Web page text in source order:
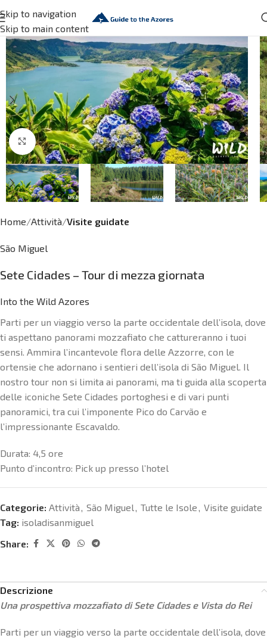
Skip to navigation
Skip to main content
Click to enlarge
Home Attività Visite guidate
São Miguel
Sete Cidades – Tour di mezza giornata
Into the Wild Azores
Parti per un viaggio verso la parte occidentale dell’isola, dove
ti aspettano panorami mozzafiato che cattureranno i tuoi
sensi. Ammira l’incantevole flora delle Azzorre, con le
ortensie che adornano i sentieri dell’isola di São Miguel. Il
nostro tour non si limita ai panorami, ma ti guida alla scoperta
delle iconiche Sete Cidades portoghesi e di vari punti
panoramici, tra cui l’imponente Pico do Carvão e
l’impressionante Escavaldo.
Durata: 4,5 ore
Punto d’incontro: Pick up presso l’hotel
Categorie: Attività, São Miguel, Tutte le Isole, Visite guidate
Tag: isoladisanmiguel
Share:
Descrizione
Una prospettiva mozzafiato di Sete Cidades e Vista do Rei
Parti per un viaggio verso la parte occidentale dell’isola, dove